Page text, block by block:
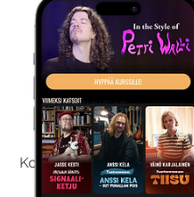
Kokeile
Kokeilemalla ilmaiseksi